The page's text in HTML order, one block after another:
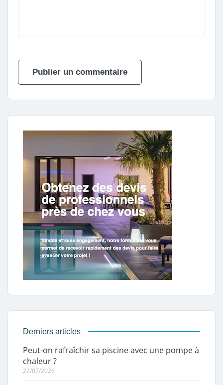
Derniers articles
Peut-on rafraîchir sa piscine avec une pompe à
chaleur ?
22/07/2026